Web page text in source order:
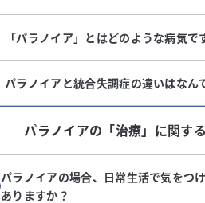
「パラノイア」とはどのような病気で
パラノイアと統合失調症の違いはなん
パラノイアの「治療」に関す
パラノイアの場合、日常生活で気をつ
ありますか？